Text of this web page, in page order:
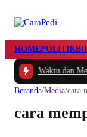
HOMEPOLITIK
Waktu dan
Beranda/Media/cara
cara